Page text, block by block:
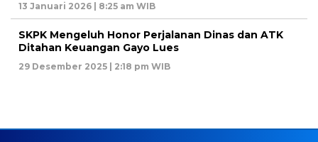
13 Januari 2026 | 8:25 am WIB
SKPK Mengeluh Honor Perjalanan Dinas dan ATK
Ditahan Keuangan Gayo Lues
29 Desember 2025 | 2:18 pm WIB